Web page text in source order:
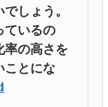
しょう。
ているの
率の高さを
ことにな